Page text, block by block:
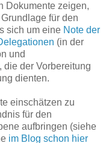
Dokumente zeigen,
für den
sich um eine Note der
(in der
und
, die der Vorbereitung
dienten.
einschätzen zu
für den
aufbringen (siehe
im Blog schon hier